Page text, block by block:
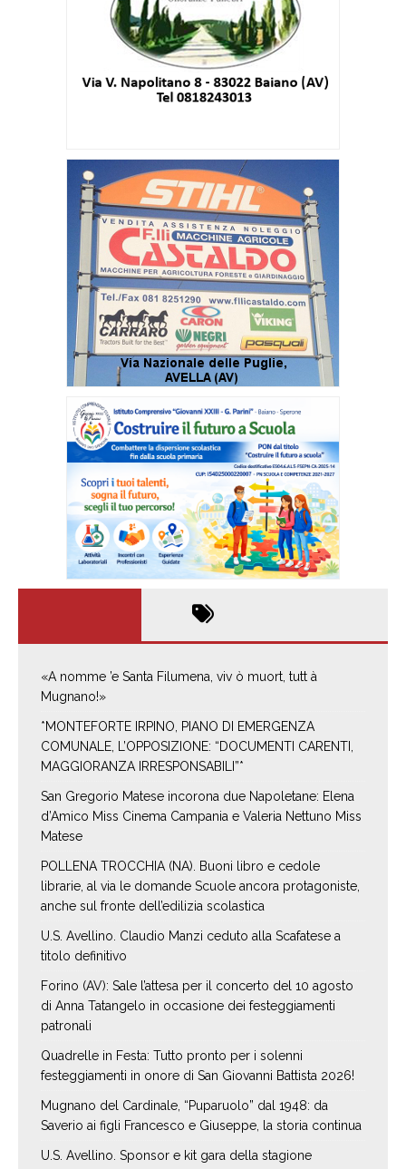
«A nomme ’e Santa Filumena, viv ò muort, tutt à
Mugnano!»
*MONTEFORTE IRPINO, PIANO DI EMERGENZA
COMUNALE, L’OPPOSIZIONE: “DOCUMENTI CARENTI,
MAGGIORANZA IRRESPONSABILI”*
San Gregorio Matese incorona due Napoletane: Elena
d’Amico Miss Cinema Campania e Valeria Nettuno Miss
Matese
POLLENA TROCCHIA (NA). Buoni libro e cedole
librarie, al via le domande Scuole ancora protagoniste,
anche sul fronte dell’edilizia scolastica
U.S. Avellino. Claudio Manzi ceduto alla Scafatese a
titolo definitivo
Forino (AV): Sale l’attesa per il concerto del 10 agosto
di Anna Tatangelo in occasione dei festeggiamenti
patronali
Quadrelle in Festa: Tutto pronto per i solenni
festeggiamenti in onore di San Giovanni Battista 2026!
Mugnano del Cardinale, “Puparuolo” dal 1948: da
Saverio ai figli Francesco e Giuseppe, la storia continua
U.S. Avellino. Sponsor e kit gara della stagione